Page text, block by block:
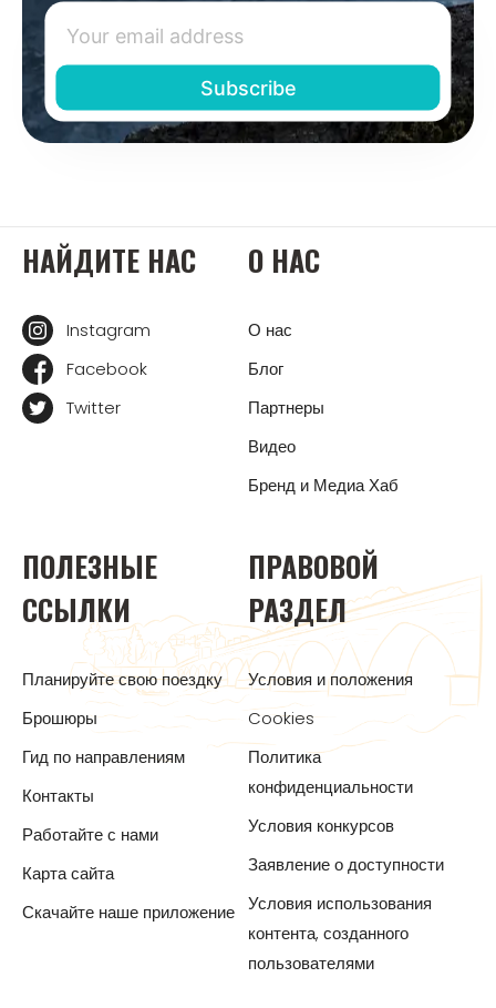
НАЙДИТЕ НАС
Instagram
Facebook
Twitter
О НАС
О нас
Блог
Партнеры
Видео
Бренд и Медиа Хаб
ПОЛЕЗНЫЕ
ССЫЛКИ
Планируйте свою поездку
Брошюры
Гид по направлениям
Контакты
Работайте с нами
Карта сайта
Скачайте наше приложение
ПРАВОВОЙ
РАЗДЕЛ
Условия и положения
Cookies
Политика
конфиденциальности
Условия конкурсов
Заявление о доступности
Условия использования
контента, созданного
пользователями